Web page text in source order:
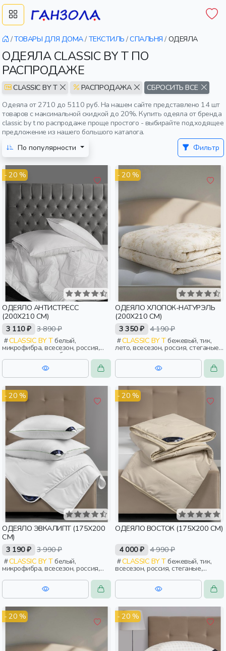
/ТОВАРЫ ДЛЯ ДОМА/ ТЕКСТИЛЬ /СПАЛЬНЯ / ОДЕЯЛА
ОДЕЯЛА CLASSIC BY T ПО
РАСПРОДАЖЕ
CLASSIC BY T РАСПРОДАЖА
СБРОСИТЬ ВСЕ
Одеяла от 2710 до 5110 руб. На нашем сайте представлено 14 шт
товаров с максимальной скидкой до 20%. Купить одеяла от бренда
classic by t по распродаже проще простого - выбирайте подходящее
предложение из нашего большого каталога.
По популярности
Фильтр
- 20 %
ОДЕЯЛО АНТИСТРЕСС
(200Х210 СМ)
3 110 ₽ 3 890 ₽
CLASSIC BY Tбелый,
микрофибра, всесезон, россия,
стеганые, тонкие, бархат,
взрослые
- 20 %
ОДЕЯЛО ХЛОПОК-НАТУРЭЛЬ
(200Х210 СМ)
3 350 ₽ 4 190 ₽
CLASSIC BY Tбежевый, тик,
лето, всесезон, россия, стеганые,
тонкие, взрослые
- 20 %
ОДЕЯЛО ЭВКАЛИПТ (175Х200
СМ)
3 190 ₽ 3 990 ₽
CLASSIC BY Tбелый,
микрофибра, всесезон, россия,
стеганые, тонкие, взрослые
- 20 %
ОДЕЯЛО ВОСТОК (175Х200 СМ)
4 000 ₽ 4 990 ₽
CLASSIC BY Tбежевый, тик,
всесезон, россия, стеганые,
- 20 % - 20 %